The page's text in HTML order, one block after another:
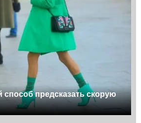
предсказать скорую